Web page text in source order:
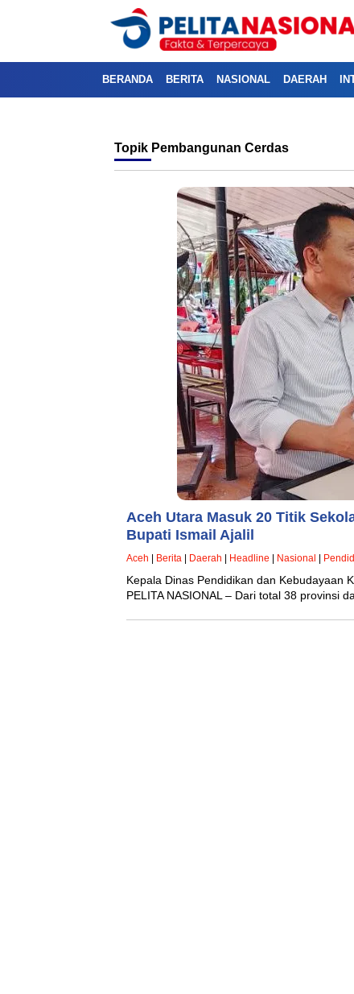
BERANDA BERITA NASIONAL DAERAH
Topik Pembangunan Cerdas
Aceh Utara Masuk 20 Titik
Bupati Ismail Ajalil
Aceh Berita Daerah Headline Nasional
Kepala Dinas Pendidikan dan Kebudayaan
PELITA NASIONAL – Dari total 38 provinsi